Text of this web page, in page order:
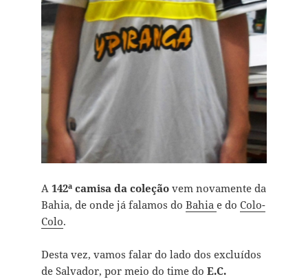
A 142ª camisa da coleçãovem novamente da
Bahia, de onde já falamos do Bahia e do Colo-
Colo.
Desta vez, vamos falar do lado dos excluídos
de Salvador, por meio do time do E.C.